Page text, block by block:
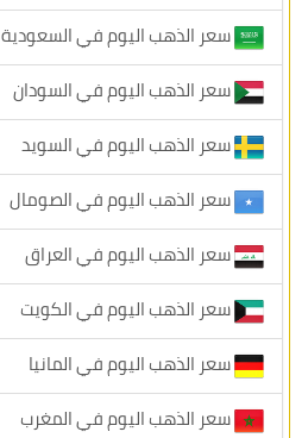
سعر الذهب اليوم في السعودية
سعر الذهب اليوم في السودان
سعر الذهب اليوم في السويد
سعر الذهب اليوم في الصومال
سعر الذهب اليوم في العراق
سعر الذهب اليوم في الكويت
سعر الذهب اليوم في المانيا
سعر الذهب اليوم في المغرب